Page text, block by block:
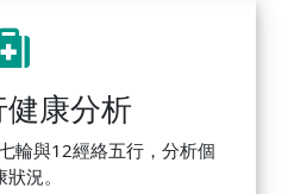
康分析
輪與12經絡五行，分析個
況。